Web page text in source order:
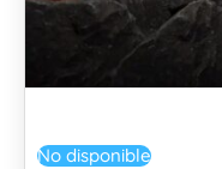
No disponible